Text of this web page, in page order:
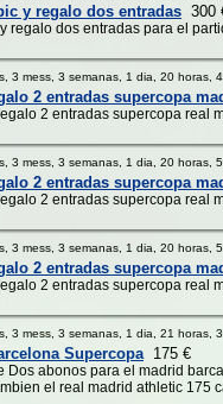
y regalo dos entradas 300
regalo dos entradas para el
3 mess, 3 semanas, 1 dia, 20 horas,
2 entradas supercopa
2 entradas supercopa real
3 mess, 3 semanas, 1 dia, 20 horas,
2 entradas supercopa
2 entradas supercopa real
3 mess, 3 semanas, 1 dia, 20 horas,
2 entradas supercopa
2 entradas supercopa real
3 mess, 3 semanas, 1 dia, 21 horas,
Supercopa175 €
Dos abonos para el madrid
el real madrid athletic 175